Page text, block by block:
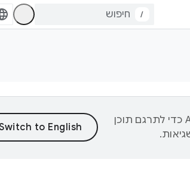
/
‫Google משתמשת בטכנולוגיית AI כדי לתרגם תוכן